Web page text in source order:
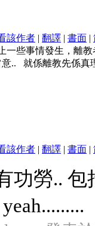
該作者 | 翻譯 | 書面 |
一些事情發生，離
.. 就係離教先係真
該作者 | 翻譯 | 書面 |
功勞.. 包